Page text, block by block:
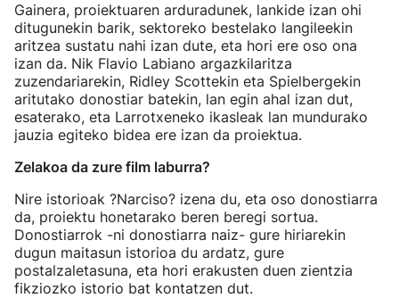
Gainera, proiektuaren arduradunek, lankide izan ohi
ditugunekin barik, sektoreko bestelako langileekin
aritzea sustatu nahi izan dute, eta hori ere oso ona
izan da. Nik Flavio Labiano argazkilaritza
zuzendariarekin, Ridley Scottekin eta Spielbergekin
aritutako donostiar batekin, lan egin ahal izan dut,
esaterako, eta Larrotxeneko ikasleak lan mundurako
jauzia egiteko bidea ere izan da proiektua.
Zelakoa da zure film laburra?
Nire istorioak ?Narciso? izena du, eta oso donostiarra
da, proiektu honetarako beren beregi sortua.
Donostiarrok -ni donostiarra naiz- gure hiriarekin
dugun maitasun istorioa du ardatz, gure
postalzaletasuna, eta hori erakusten duen zientzia
fikziozko istorio bat kontatzen dut.